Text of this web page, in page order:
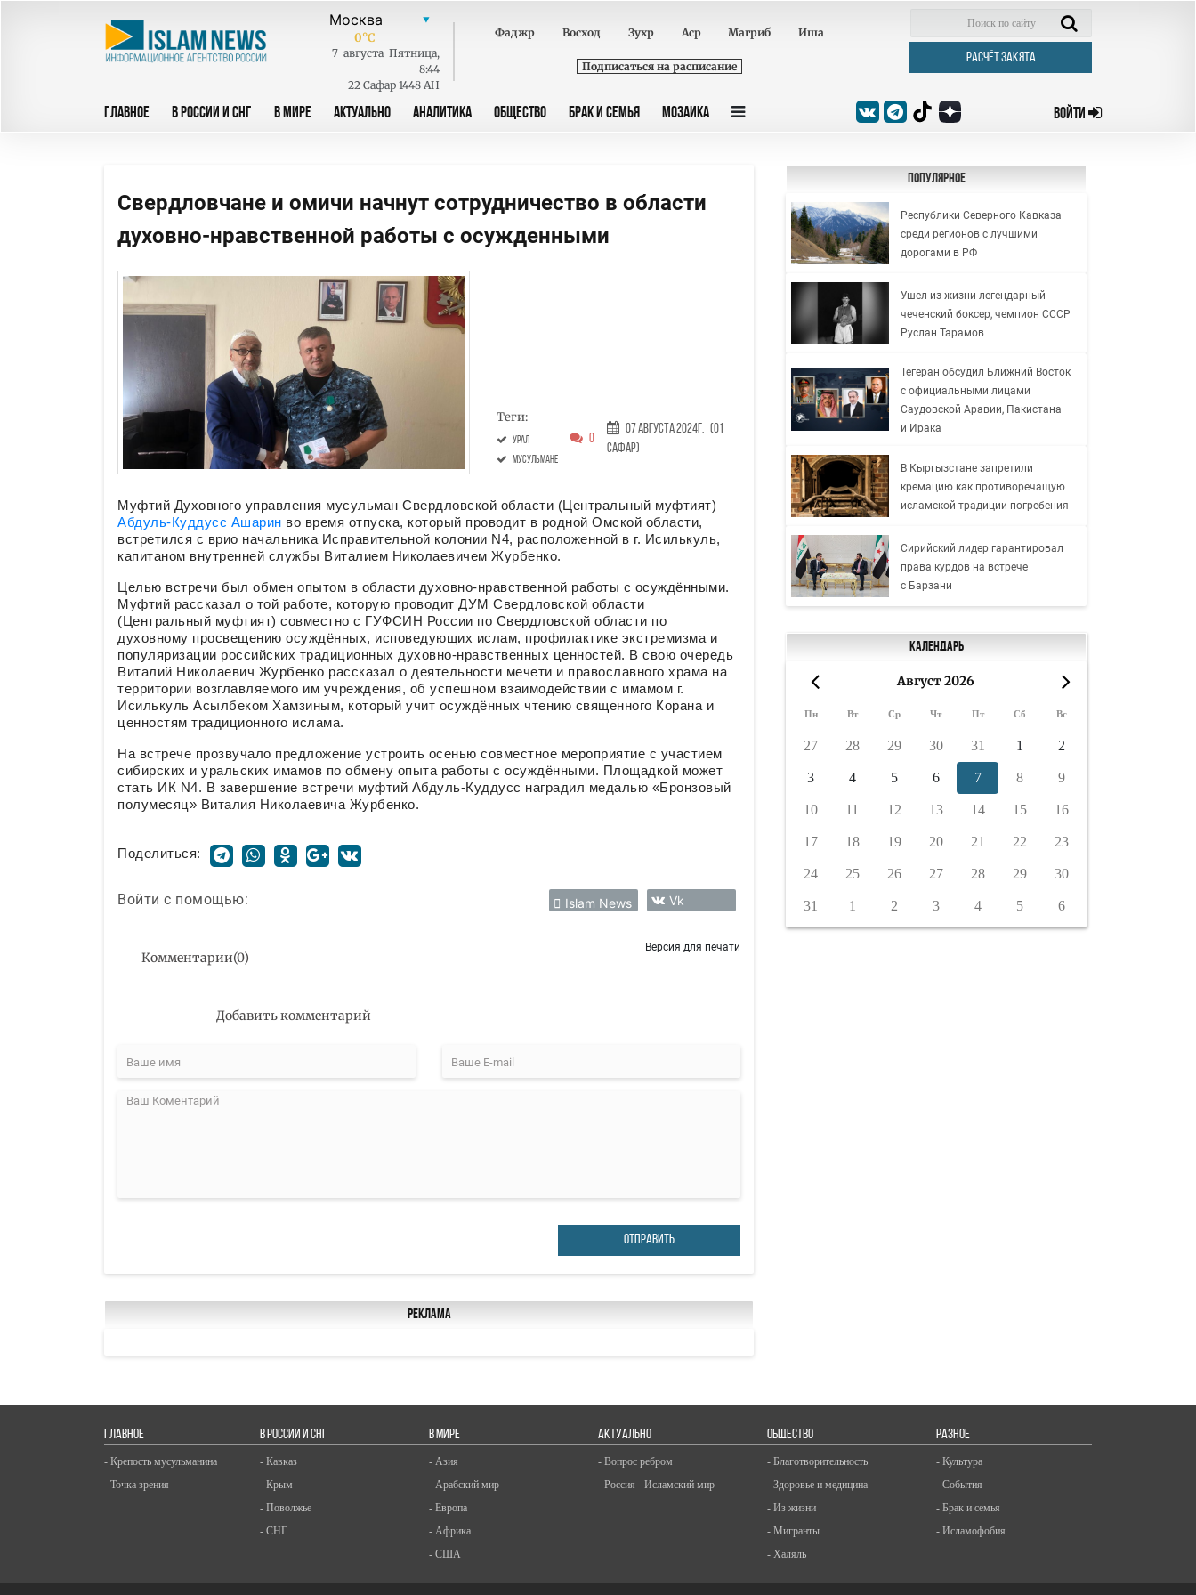
0°C
7 августа Пятница,
8:44
22 Сафар 1448 AH
Фаджр Восход Зухр Аср Магриб Иша
Подписаться на расписание
РАСЧЁТ ЗАКЯТА
ГЛАВНОЕ В РОССИИ И СНГ В МИРЕ АКТУАЛЬНО АНАЛИТИКА ОБЩЕСТВО БРАК И СЕМЬЯ МОЗАИКА ВОЙТИ
Свердловчане и омичи начнут сотрудничество в области
духовно-нравственной работы с осужденными
Теги:
Урал
мусульмане
0
07 Августа 2024г. (01
Сафар)
Муфтий Духовного управления мусульман Свердловской области (Центральный муфтият)
Абдуль-Куддусс Ашарин во время отпуска, который проводит в родной Омской области,
встретился с врио начальника Исправительной колонии N4, расположенной в г. Исилькуль,
капитаном внутренней службы Виталием Николаевичем Журбенко.
Целью встречи был обмен опытом в области духовно-нравственной работы с осуждёнными.
Муфтий рассказал о той работе, которую проводит ДУМ Свердловской области
(Центральный муфтият) совместно с ГУФСИН России по Свердловской области по
духовному просвещению осуждённых, исповедующих ислам, профилактике экстремизма и
популяризации российских традиционных духовно-нравственных ценностей. В свою очередь
Виталий Николаевич Журбенко рассказал о деятельности мечети и православного храма на
территории возглавляемого им учреждения, об успешном взаимодействии с имамом г.
Исилькуль Асылбеком Хамзиным, который учит осуждённых чтению священного Корана и
ценностям традиционного ислама.
На встрече прозвучало предложение устроить осенью совместное мероприятие с участием
сибирских и уральских имамов по обмену опыта работы с осуждёнными. Площадкой может
стать ИК N4. В завершение встречи муфтий Абдуль-Куддусс наградил медалью «Бронзовый
полумесяц» Виталия Николаевича Журбенко.
Поделиться:
Войти с помощью: Islam News Vk
Комментарии(0)
Версия для печати
Добавить комментарий
ОТПРАВИТЬ
Реклама
Популярное
Республики Северного Кавказа
среди регионов с лучшими
дорогами в РФ
Ушел из жизни легендарный
чеченский боксер, чемпион СССР
Руслан Тарамов
Тегеран обсудил Ближний Восток
с официальными лицами
Саудовской Аравии, Пакистана
и Ирака
В Кыргызстане запретили
кремацию как противоречащую
исламской традиции погребения
Сирийский лидер гарантировал
права курдов на встрече
с Барзани
Календарь
Август 2026
Пн Вт Ср Чт Пт Сб Вс
27 28 29 30 31 1 2
3 4 5 6 7 8 9
10 11 12 13 14 15 16
17 18 19 20 21 22 23
24 25 26 27 28 29 30
31 1 2 3 4 5 6
ГЛАВНОЕ
- Крепость мусульманина
- Точка зрения
В РОССИИ И СНГ
- Кавказ
- Крым
- Поволжье
- СНГ
В МИРЕ
- Азия
- Арабский мир
- Европа
- Африка
- США
АКТУАЛЬНО
- Вопрос ребром
- Россия - Исламский мир
ОБЩЕСТВО
- Благотворительность
- Здоровье и медицина
- Из жизни
- Мигранты
- Халяль
РАЗНОЕ
- Культура
- События
- Брак и семья
- Исламофобия